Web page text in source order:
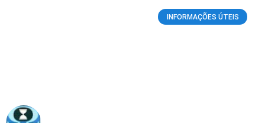
INFORMAÇÕES ÚTEIS